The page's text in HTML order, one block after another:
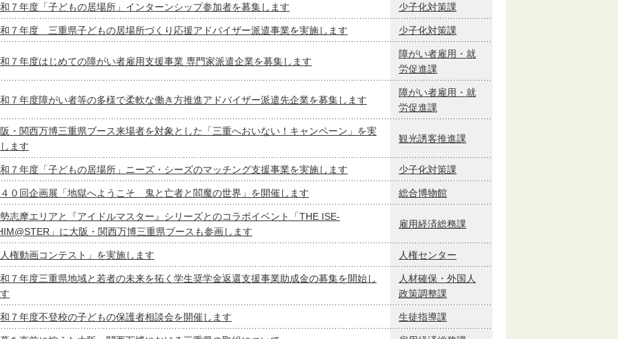
７年度「子どもの居場所」インターンシップ参加者を募集します 少子化対策課
７年度 三重県子どもの居場所づくり応援アドバイザー派遣事業を実施します 少子化対策課
７年度はじめての障がい者雇用支援事業 専門家派遣企業を募集します
障がい者雇用・就
労促進課
７年度障がい者等の多様で柔軟な働き方推進アドバイザー派遣先企業を募集します
障がい者雇用・就
労促進課
・関西万博三重県ブース来場者を対象とした「三重へおいない！キャンペーン」を実
ます
観光誘客推進課
７年度「子どもの居場所」ニーズ・シーズのマッチング支援事業を実施します 少子化対策課
０回企画展「地獄へようこそ 鬼と亡者と閻魔の世界」を開催します 総合博物館
志摩エリアと『アイドルマスター』シリーズとのコラボイベント「THE ISE-
」に大阪・関西万博三重県ブースも参画します
雇用経済総務課
人権動画コンテスト」を実施します 人権センター
７年度三重県地域と若者の未来を拓く学生奨学金返還支援事業助成金の募集を開始し
人材確保・外国人
政策調整課
７年度不登校の子どもの保護者相談会を開催します 生徒指導課